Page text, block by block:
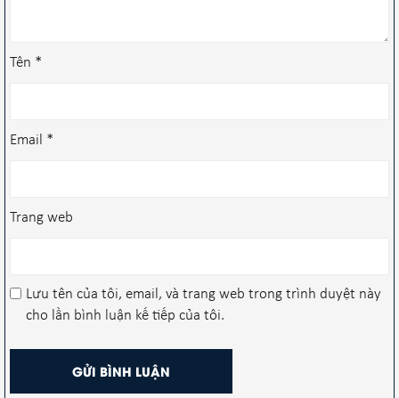
Tên *
Email *
Trang web
Lưu tên của tôi, email, và trang web trong trình duyệt này
cho lần bình luận kế tiếp của tôi.